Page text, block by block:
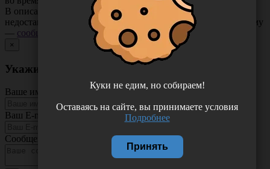
В описании товара могут иметь место неточности или
недостающая информация. Если вы заметили такую проблему
— сообщите нам
×
Укажите неточность в описании товара
Ваше имя
Ваш E-mail
Сообщение
Куки не едим, но собираем!
Оставаясь на сайте, вы принимаете условия
Подробнее
Принять